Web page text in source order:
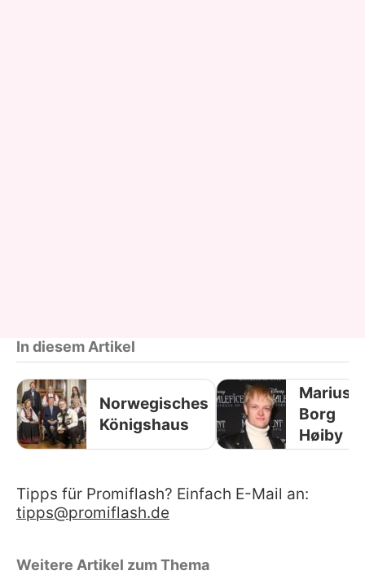
In diesem Artikel
Norwegisches
Königshaus
Marius
Borg
Høiby
Tipps für Promiflash? Einfach E-Mail an:
tipps@promiflash.de
Weitere Artikel zum Thema